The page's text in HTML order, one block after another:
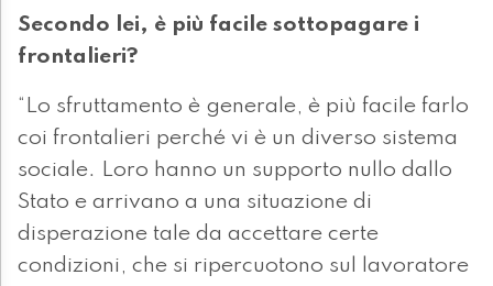
Secondo lei, è più facile sottopagare i
frontalieri?
“Lo sfruttamento è generale, è più facile farlo
coi frontalieri perché vi è un diverso sistema
sociale. Loro hanno un supporto nullo dallo
Stato e arrivano a una situazione di
disperazione tale da accettare certe
condizioni, che si ripercuotono sul lavoratore